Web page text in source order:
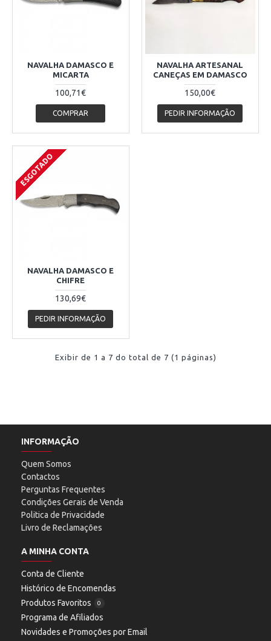
NAVALHA DAMASCO E
MICARTA
100,71€
COMPRAR
NAVALHA ARTESANAL
CANEÇAS EM DAMASCO
150,00€
PEDIR INFORMAÇÃO
ESGOTADO
NAVALHA DAMASCO E
CHIFRE
130,69€
PEDIR INFORMAÇÃO
Exibir de 1 a 7 do total de 7 (1 páginas)
INFORMAÇÃO
Quem Somos
Contactos
Perguntas Frequentes
Condições Gerais de Venda
Politica de Privacidade
Livro de Reclamações
A MINHA CONTA
Conta de Cliente
Histórico de Encomendas
Produtos Favoritos
0
Programa de Afiliados
Novidades e Promoções por Email